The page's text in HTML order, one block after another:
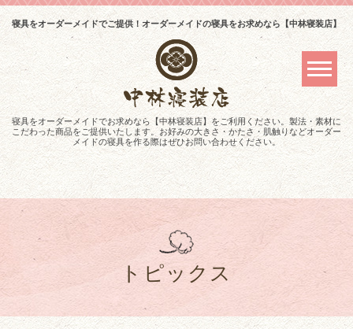
寝具をオーダーメイドでご提供！オーダーメイドの寝具をお求めなら【中林寝装店】
寝具をオーダーメイドでお求めなら【中林寝装店】をご利用ください。製法・素材に
こだわった商品をご提供いたします。お好みの大きさ・かたさ・肌触りなどオーダー
メイドの寝具を作る際はぜひお問い合わせください。
トピックス